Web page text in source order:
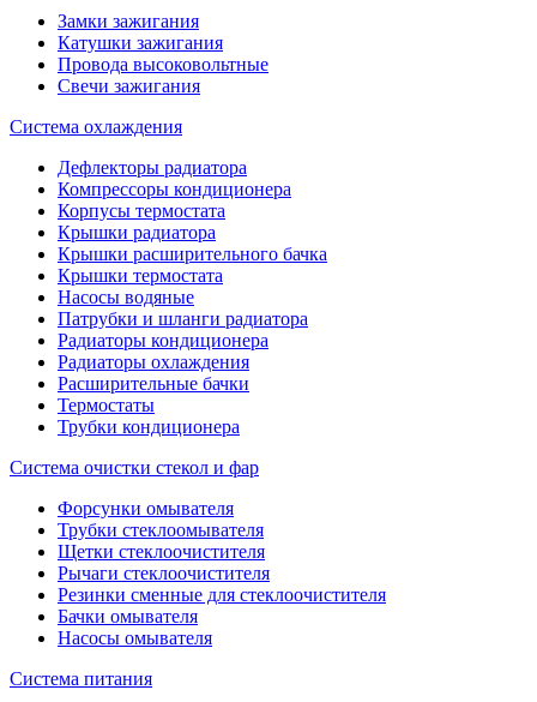
Замки зажигания
Катушки зажигания
Провода высоковольтные
Свечи зажигания
Система охлаждения
Дефлекторы радиатора
Компрессоры кондиционера
Корпусы термостата
Крышки радиатора
Крышки расширительного бачка
Крышки термостата
Насосы водяные
Патрубки и шланги радиатора
Радиаторы кондиционера
Радиаторы охлаждения
Расширительные бачки
Термостаты
Трубки кондиционера
Система очистки стекол и фар
Форсунки омывателя
Трубки стеклоомывателя
Щетки стеклоочистителя
Рычаги стеклоочистителя
Резинки сменные для стеклоочистителя
Бачки омывателя
Насосы омывателя
Система питания